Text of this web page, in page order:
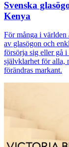
Svenska
Kenya
För många i
av glasögon och
försörja sig eller gå i
självklarhet för alla,
förändras markant.